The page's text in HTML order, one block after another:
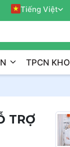
Bạn Trên Hành
Tiếng Việt
TPCN
TRỢ